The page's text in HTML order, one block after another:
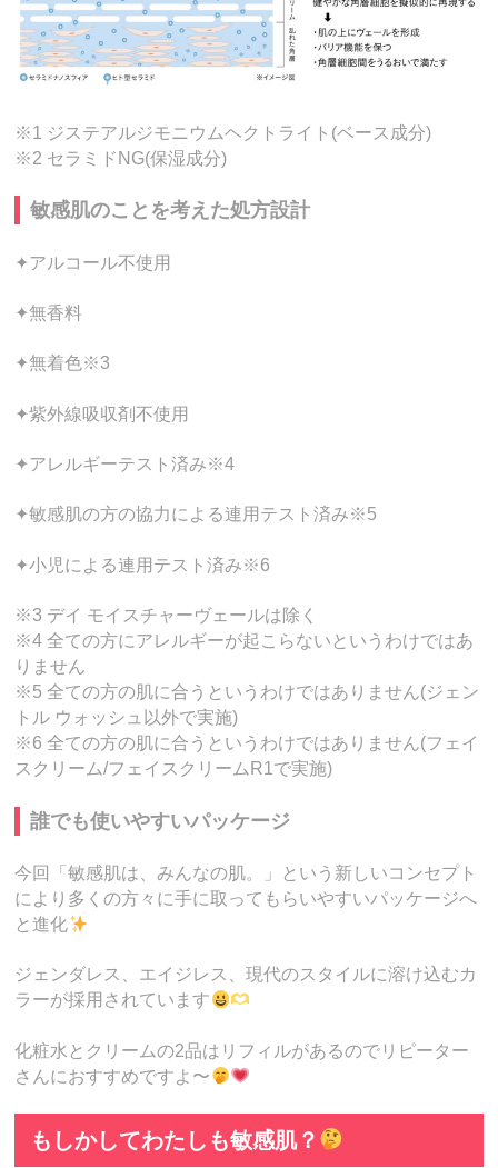
※1 ジステアルジモニウムヘクトライト(ベース成分)
※2 セラミドNG(保湿成分)
敏感肌のことを考えた処方設計
✦アルコール不使用
✦無香料
✦無着色※3
✦紫外線吸収剤不使用
✦アレルギーテスト済み※4
✦敏感肌の方の協力による連用テスト済み※5
✦小児による連用テスト済み※6
※3 デイ モイスチャーヴェールは除く
※4 全ての方にアレルギーが起こらないというわけではあ
りません
※5 全ての方の肌に合うというわけではありません(ジェン
トル ウォッシュ以外で実施)
※6 全ての方の肌に合うというわけではありません(フェイ
スクリーム/フェイスクリームR1で実施)
誰でも使いやすいパッケージ
今回「敏感肌は、みんなの肌。」という新しいコンセプト
により多くの方々に手に取ってもらいやすいパッケージへ
と進化
ジェンダレス、エイジレス、現代のスタイルに溶け込むカ
ラーが採用されています
化粧水とクリームの2品はリフィルがあるのでリピーター
さんにおすすめですよ〜
もしかしてわたしも敏感肌？